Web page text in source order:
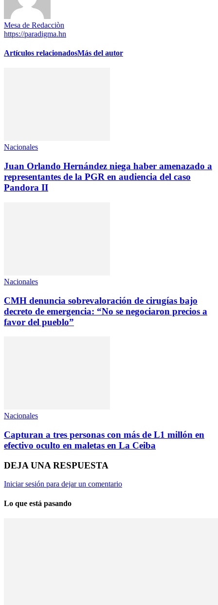
Mesa de Redacciòn
https://paradigma.hn
Artículos relacionadosMás del autor
Nacionales
Juan Orlando Hernández niega haber amenazado a
representantes de la PGR en audiencia del caso
Pandora II
Nacionales
CMH denuncia sobrevaloración de cirugías bajo
decreto de emergencia: “No se negociaron precios a
favor del pueblo”
Nacionales
Capturan a tres personas con más de L1 millón en
efectivo oculto en maletas en La Ceiba
DEJA UNA RESPUESTA
Iniciar sesión para dejar un comentario
Lo que está pasando